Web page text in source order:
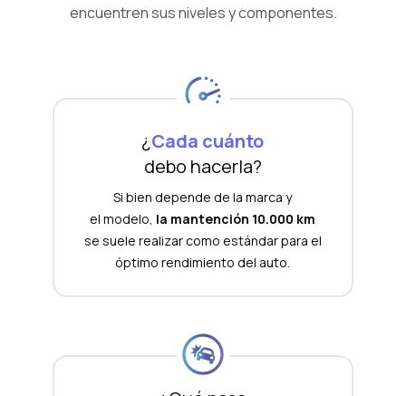
encuentren sus niveles y componentes.
¿Cada cuánto
debo hacerla?
Si bien depende de la marca y
el modelo, la mantención 10.000 km
se suele realizar como estándar para el
óptimo rendimiento del auto.